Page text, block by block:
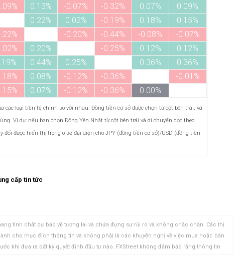
0.13% -0.07% -0.32% 0.07%
0.09%
0.22% 0.02% -0.19% 0.18%
0.15%
-0.20% -0.44% -0.08%
-0.07%
0.20% -0.25% 0.12%
0.12%
0.44% 0.25% 0.36%
0.36%
0.08% -0.12% -0.36%
-0.01%
0.07% -0.12% -0.36% 0.00%
các loại tiền tệ chính so với nhau. Đồng tiền cơ sở được chọn từ cột bên trái, và
Ví dụ: nếu bạn chọn Đồng Yên Nhật từ cột bên trái và di chuyển dọc theo
được hiển thị trong ô sẽ đại diện cho JPY (đồng tiền cơ sở)/USD (đồng tiền
cấp tin tức
tính chất dự báo về tương lai và chứa đựng sự rủi ro và không chắc chắn. Các thị
cho mục đích thông tin và không phải là các khuyến nghị về việc mua hoặc bán
khi đưa ra bất kỳ quyết định đầu tư nào. FXStreet không đảm bảo rằng thông tin